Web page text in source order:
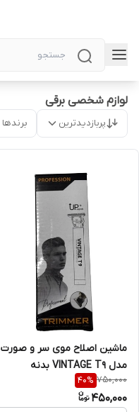
لوازم شخصی برقی
پربازدیدترین برندها
ماشین اصلاح موی سر و صورت
مدل VINTAGE T9 بدنه
پلاستیکی
750,000
40%
450,000